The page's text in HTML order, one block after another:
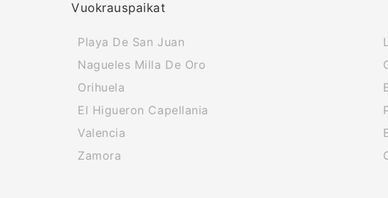
Vuokrauspaikat
Playa De San Juan
Nagueles Milla De Oro
Orihuela
El Higueron Capellania
Valencia
Zamora